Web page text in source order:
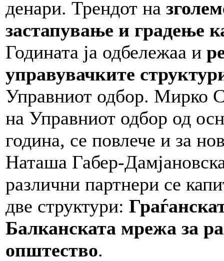
денари. Трендот на
застапување и градење
Годината ја одбележаа и
управувачките
Управниот одбор. Мирко
на Управниот одбор од
година, се повлече и за
Наташа Габер-
различни партнери се
две структури:
Балканската мрежа за
општество.